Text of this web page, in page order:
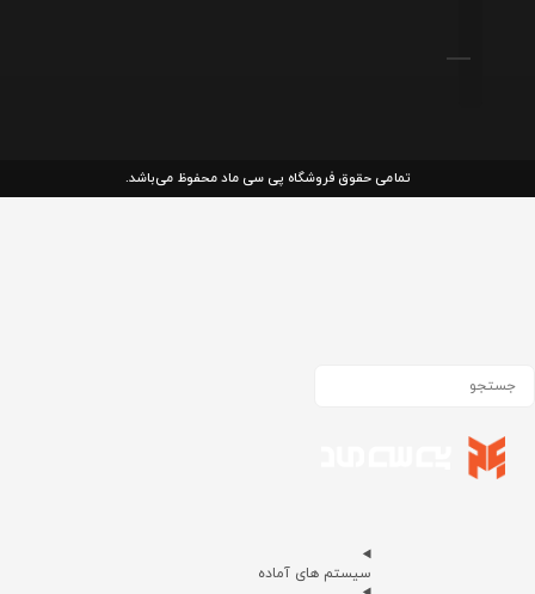
تمامی حقوق فروشگاه پی سی ماد محفوظ می‌باشد.
سیستم های آماده